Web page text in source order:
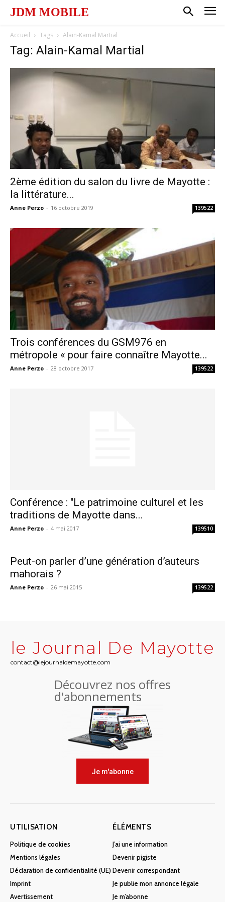
JDM MOBILE
Accueil Tags Alain-Kamal Martial
Tag: Alain-Kamal Martial
2ème édition du salon du livre de Mayotte :
la littérature...
Anne Perzo - 16 octobre 2019 139522
Trois conférences du GSM976 en
métropole « pour faire connaître Mayotte...
Anne Perzo - 28 octobre 2017 139522
Conférence : "Le patrimoine culturel et les
traditions de Mayotte dans...
Anne Perzo - 4 mai 2017 139510
Peut-on parler d’une génération d’auteurs
mahorais ?
Anne Perzo - 26 mai 2015 139522
le Journal De Mayotte
contact@lejournaldemayotte.com
Découvrez nos offres
d'abonnements
Je m'abonne
UTILISATION
Politique de cookies
Mentions légales
Déclaration de confidentialité (UE)
Imprint
Avertissement
ÉLÉMENTS
J’ai une information
Devenir pigiste
Devenir correspondant
Je publie mon annonce légale
Je m’abonne